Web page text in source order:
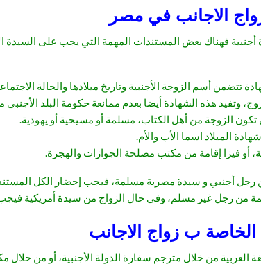
الاجانب في مصر
فهناك بعض المستندات المهمة التي يجب على السيدة
تتضمن أسم الزوجة الأجنبية وتاريخ ميلادها والحالة
وتفيد هذه الشهادة أيضا بعدم ممانعة حكومة البلد
تكون الزوجة من أهل الكتاب، مسلمة أو مسيحية أو يهودية.
الميلاد اسما الأب والأم.
أو فيزا إقامة من مكتب مصلحة الجوازات والهجرة.
رجل أجنبي و سيدة مصرية مسلمة، فيجب إحضار الكل
من رجل غير مسلم، وفي حال الزواج من سيدة أمريكية
ب زواج الاجانب
العربية من خلال مترجم سفارة الدولة الأجنبية، أو من